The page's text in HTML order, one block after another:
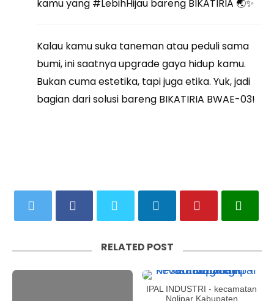
kamu yang #LebihHijau bareng BIKATIRIA 🌏✨
Kalau kamu suka taneman atau peduli sama
bumi, ini saatnya upgrade gaya hidup kamu.
Bukan cuma estetika, tapi juga etika. Yuk, jadi
bagian dari solusi bareng BIKATIRIA BWAE-03!
RELATED POST
IPAL INDUSTRI - kecamatan
Nglipar Kabupaten